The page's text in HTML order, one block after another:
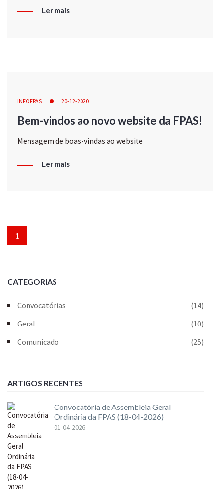
Ler mais
INFOFPAS 20-12-2020
Bem-vindos ao novo website da FPAS!
Mensagem de boas-vindas ao website
Ler mais
1
CATEGORIAS
Convocatórias
(14)
Geral
(10)
Comunicado
(25)
ARTIGOS RECENTES
Convocatória de Assembleia Geral
Ordinária da FPAS (18-04-2026)
01-04-2026